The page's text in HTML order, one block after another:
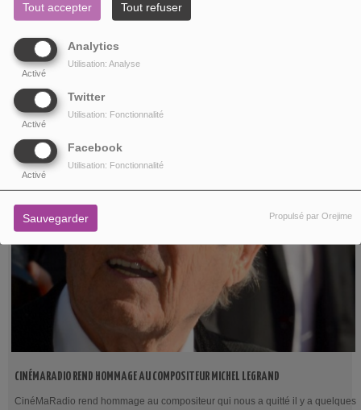
Tout accepter Tout refuser
Analytics
Activé
Utilisation: Analyse
Twitter
Activé
Utilisation: Fonctionnalité
Facebook
Activé
Utilisation: Fonctionnalité
Sauvegarder Propulsé par Orejime
LE CINÉMA DANS VOTRE POCHE
L'application Cinémaradio est désormais disponible en téléchargement
gratuit...
CINÉMARADIO REND HOMMAGE AU COMPOSITEUR MICHEL LEGRAND
CinéMaRadio rend hommage au compositeur qui nous a quitté il y a quelques